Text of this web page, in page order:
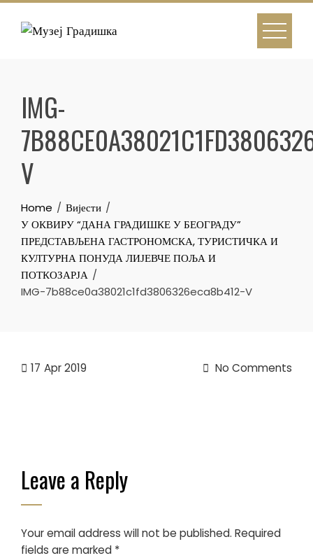
Skip
IMG-
V
Home
Вијести
У ОКВИРУ “ДАНА ГРАДИШКЕ У БЕОГРАДУ”
ПРЕДСТАВЉЕНА ГАСТРОНОМСКА, ТУРИСТИЧКА И
КУЛТУРНА ПОНУДА ЛИЈЕВЧЕ ПОЉА И
ПОТКОЗАРЈА
IMG-7b88ce0a38021c1fd3806326eca8b412-V
17 Apr 2019 No Comments
Leave a Reply
Your email address will not be published. Required
fields are marked *